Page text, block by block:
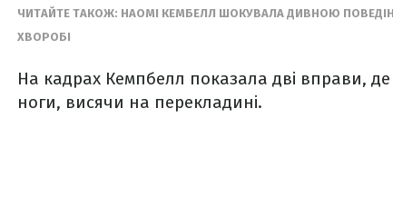
ЧИТАЙТЕ ТАКОЖ: НАОМІ КЕМБЕЛЛ ШОКУВАЛА ДИВНОЮ
ХВОРОБІ
На кадрах Кемпбелл показала дві вправи, де
ноги, висячи на перекладині.